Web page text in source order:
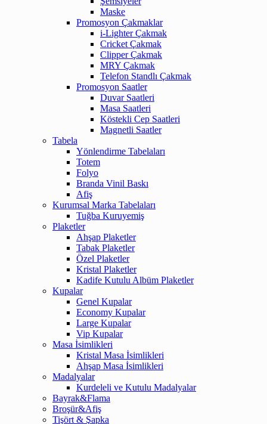
Maske
Promosyon Çakmaklar
i-Lighter Çakmak
Cricket Çakmak
Clipper Çakmak
MRY Çakmak
Telefon Standlı Çakmak
Promosyon Saatler
Duvar Saatleri
Masa Saatleri
Köstekli Cep Saatleri
Magnetli Saatler
Tabela
Yönlendirme Tabelaları
Totem
Folyo
Branda Vinil Baskı
Afiş
Kurumsal Marka Tabelaları
Tuğba Kuruyemiş
Plaketler
Ahşap Plaketler
Tabak Plaketler
Özel Plaketler
Kristal Plaketler
Kadife Kutulu Albüm Plaketler
Kupalar
Genel Kupalar
Economy Kupalar
Large Kupalar
Vip Kupalar
Masa İsimlikleri
Kristal Masa İsimlikleri
Ahşap Masa İsimlikleri
Madalyalar
Kurdeleli ve Kutulu Madalyalar
Bayrak&Flama
Broşür&Afiş
Tişört & Şapka